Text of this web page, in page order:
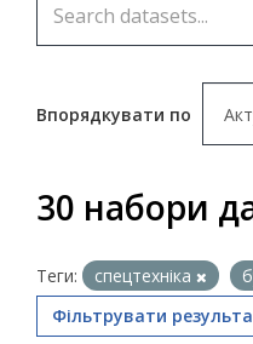
Впорядкувати по
30 набори
Теги: спецтехніка
Фільтрувати